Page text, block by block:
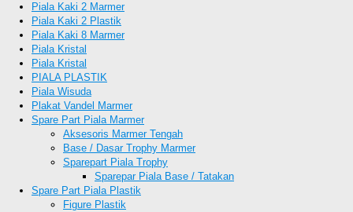
Piala Kaki 2 Marmer
Piala Kaki 2 Plastik
Piala Kaki 8 Marmer
Piala Kristal
Piala Kristal
PIALA PLASTIK
Piala Wisuda
Plakat Vandel Marmer
Spare Part Piala Marmer
Aksesoris Marmer Tengah
Base / Dasar Trophy Marmer
Sparepart Piala Trophy
Sparepar Piala Base / Tatakan
Spare Part Piala Plastik
Figure Plastik